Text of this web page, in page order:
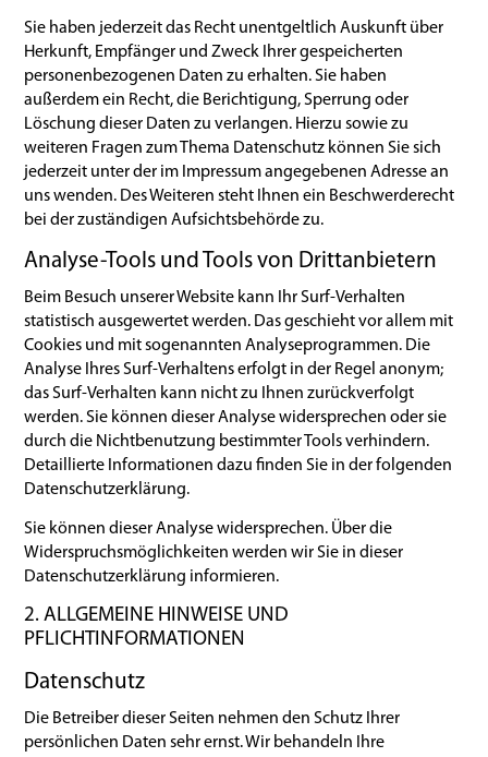
Sie haben jederzeit das Recht unentgeltlich Auskunft über
Herkunft, Empfänger und Zweck Ihrer gespeicherten
personenbezogenen Daten zu erhalten. Sie haben
außerdem ein Recht, die Berichtigung, Sperrung oder
Löschung dieser Daten zu verlangen. Hierzu sowie zu
weiteren Fragen zum Thema Datenschutz können Sie sich
jederzeit unter der im Impressum angegebenen Adresse an
uns wenden. Des Weiteren steht Ihnen ein Beschwerderecht
bei der zuständigen Aufsichtsbehörde zu.
Analyse-Tools und Tools von Drittanbietern
Beim Besuch unserer Website kann Ihr Surf-Verhalten
statistisch ausgewertet werden. Das geschieht vor allem mit
Cookies und mit sogenannten Analyseprogrammen. Die
Analyse Ihres Surf-Verhaltens erfolgt in der Regel anonym;
das Surf-Verhalten kann nicht zu Ihnen zurückverfolgt
werden. Sie können dieser Analyse widersprechen oder sie
durch die Nichtbenutzung bestimmter Tools verhindern.
Detaillierte Informationen dazu finden Sie in der folgenden
Datenschutzerklärung.
Sie können dieser Analyse widersprechen. Über die
Widerspruchsmöglichkeiten werden wir Sie in dieser
Datenschutzerklärung informieren.
2. ALLGEMEINE HINWEISE UND
PFLICHTINFORMATIONEN
Datenschutz
Die Betreiber dieser Seiten nehmen den Schutz Ihrer
persönlichen Daten sehr ernst. Wir behandeln Ihre